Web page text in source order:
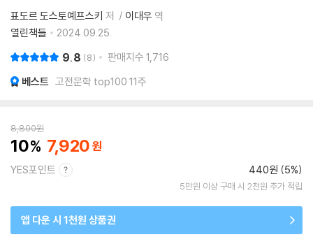
표도르 도스토예프스키 저 이대우 역
열린책들
2024.09.25.
9.8 8 판매지수 1,716
베스트 고전문학 top100 11주
8,800원
10 7,920
YES포인트 440원 (5%)
5만원 이상 구매 시 2천원 추가 적립
앱 다운 시 1천원 상품권